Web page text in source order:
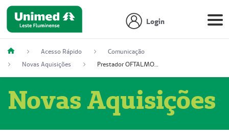
Login
Acesso Rápido
Comunicação
Novas Aquisições
Prestador OFTALMOCLÍNICA SÃO GONÇALO (55004164-2)
Novas Aquisições